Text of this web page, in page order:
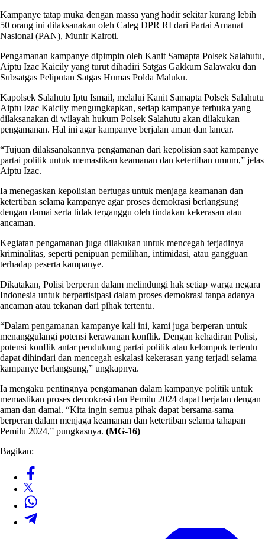
Kampanye tatap muka dengan massa yang hadir sekitar kurang lebih
50 orang ini dilaksanakan oleh Caleg DPR RI dari Partai Amanat
Nasional (PAN), Munir Kairoti.
Pengamanan kampanye dipimpin oleh Kanit Samapta Polsek Salahutu,
Aiptu Izac Kaicily yang turut dihadiri Satgas Gakkum Salawaku dan
Subsatgas Peliputan Satgas Humas Polda Maluku.
Kapolsek Salahutu Iptu Ismail, melalui Kanit Samapta Polsek Salahutu
Aiptu Izac Kaicily mengungkapkan, setiap kampanye terbuka yang
dilaksanakan di wilayah hukum Polsek Salahutu akan dilakukan
pengamanan. Hal ini agar kampanye berjalan aman dan lancar.
“Tujuan dilaksanakannya pengamanan dari kepolisian saat kampanye
partai politik untuk memastikan keamanan dan ketertiban umum,” jelas
Aiptu Izac.
Ia menegaskan kepolisian bertugas untuk menjaga keamanan dan
ketertiban selama kampanye agar proses demokrasi berlangsung
dengan damai serta tidak terganggu oleh tindakan kekerasan atau
ancaman.
Kegiatan pengamanan juga dilakukan untuk mencegah terjadinya
kriminalitas, seperti penipuan pemilihan, intimidasi, atau gangguan
terhadap peserta kampanye.
Dikatakan, Polisi berperan dalam melindungi hak setiap warga negara
Indonesia untuk berpartisipasi dalam proses demokrasi tanpa adanya
ancaman atau tekanan dari pihak tertentu.
“Dalam pengamanan kampanye kali ini, kami juga berperan untuk
menanggulangi potensi kerawanan konflik. Dengan kehadiran Polisi,
potensi konflik antar pendukung partai politik atau kelompok tertentu
dapat dihindari dan mencegah eskalasi kekerasan yang terjadi selama
kampanye berlangsung,” ungkapnya.
Ia mengaku pentingnya pengamanan dalam kampanye politik untuk
memastikan proses demokrasi dan Pemilu 2024 dapat berjalan dengan
aman dan damai. “Kita ingin semua pihak dapat bersama-sama
berperan dalam menjaga keamanan dan ketertiban selama tahapan
Pemilu 2024,” pungkasnya. (MG-16)
Bagikan: